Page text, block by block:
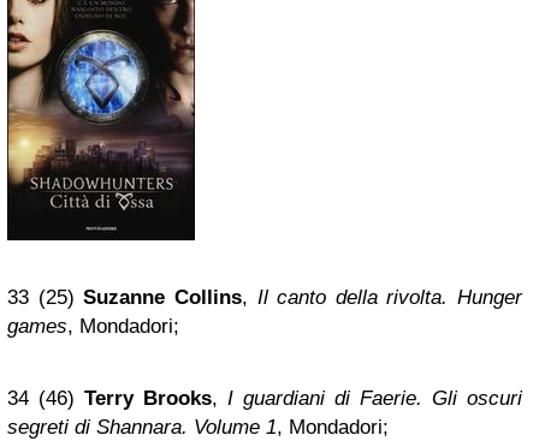
33 (25)Suzanne Collins, Il canto della rivolta. Hunger
games, Mondadori;
34 (46) Terry Brooks, I guardiani di Faerie. Gli oscuri
segreti di Shannara. Volume 1, Mondadori;